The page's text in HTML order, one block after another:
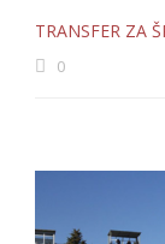
TRANSFER ZA
0